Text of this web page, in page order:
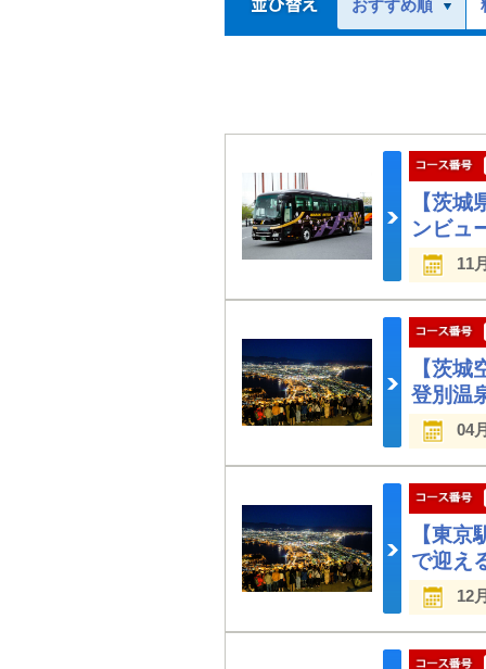
おすすめ順
【茨
ンビュ
11
【茨
登別温
04
【東
で迎え
12